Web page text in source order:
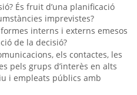
És fruit d’una planificació
imprevistes?
interns i externs emesos
de la decisió?
els contactes, les
pels grups d’interès en alts
i empleats públics amb